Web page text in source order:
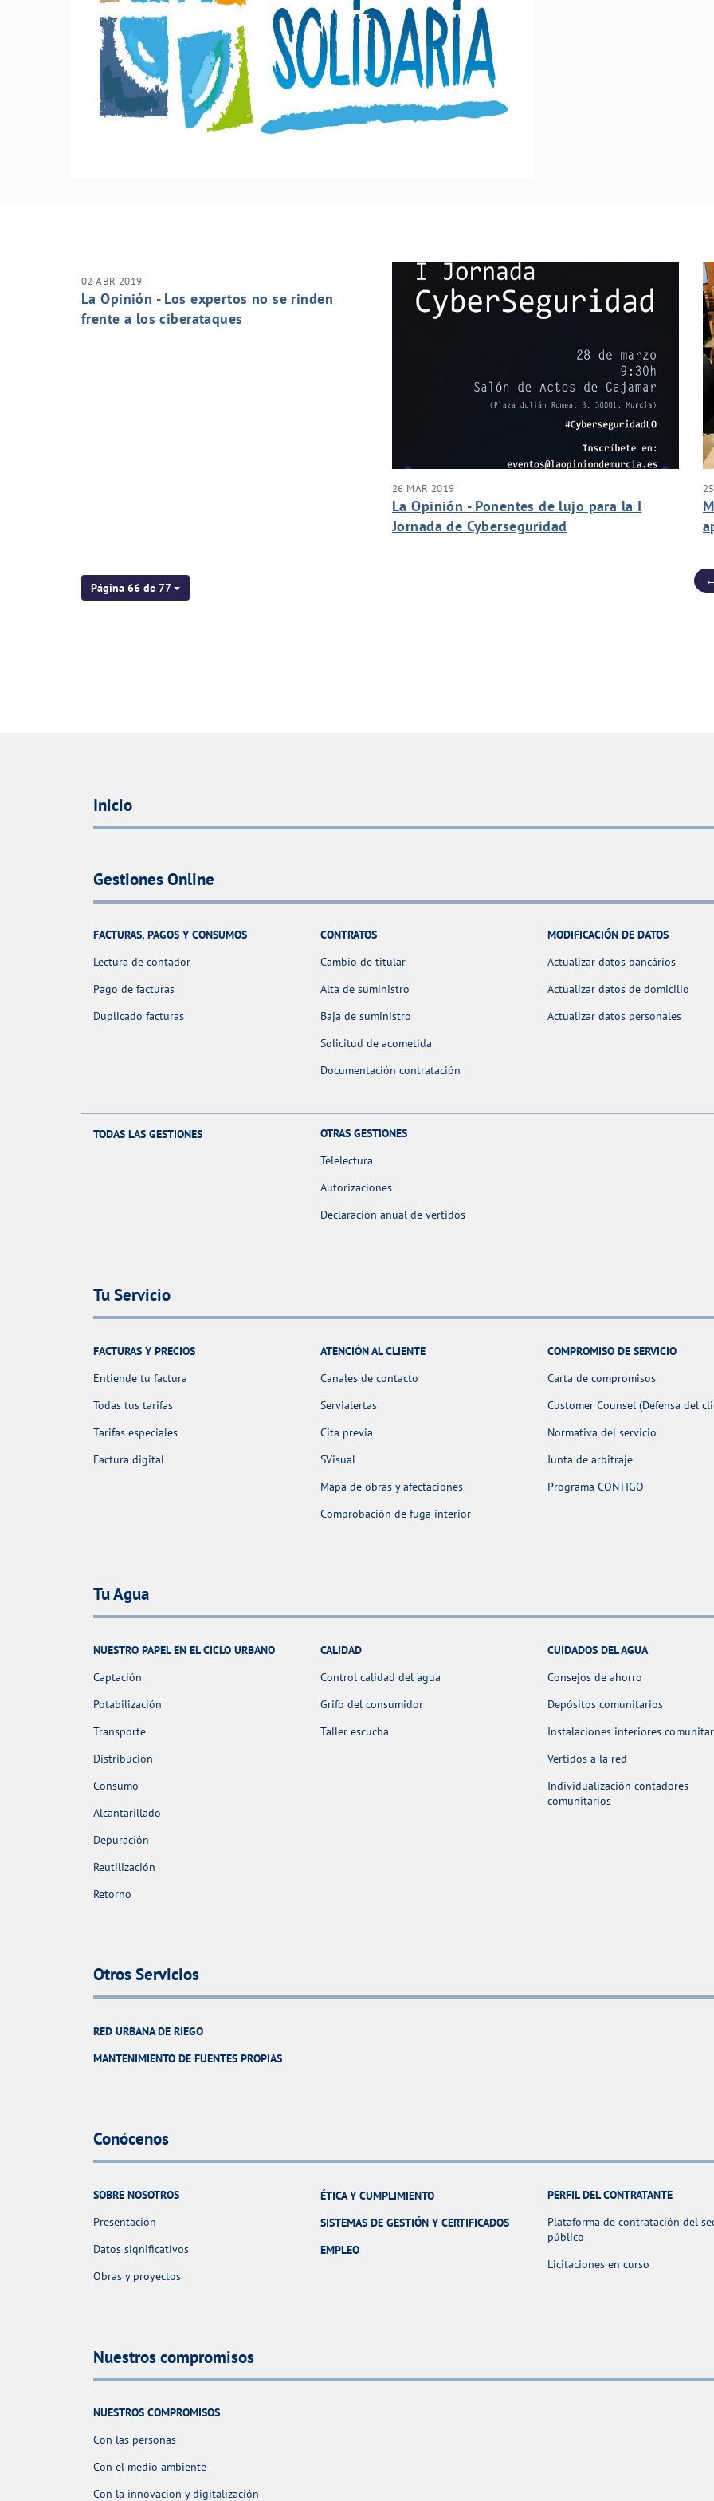
02 ABR 2019
La Opinión - Los expertos no se rinden
frente a los ciberataques
26 MAR 2019
La Opinión - Ponentes de lujo para la I
Jornada de Cyberseguridad
Página 66 de 77
Inicio
Gestiones Online
FACTURAS, PAGOS Y CONSUMOS
Lectura de contador
Pago de facturas
Duplicado facturas
CONTRATOS
Cambio de titular
Alta de suministro
Baja de suministro
Solicitud de acometida
Documentación contratación
MODIFICACIÓN DE DATOS
Actualizar datos bancários
Actualizar datos de domicilio
Actualizar datos personales
TODAS LAS GESTIONES
OTRAS GESTIONES
Telelectura
Autorizaciones
Declaración anual de vertidos
Tu Servicio
FACTURAS Y PRECIOS
Entiende tu factura
Todas tus tarifas
Tarifas especiales
Factura digital
ATENCIÓN AL CLIENTE
Canales de contacto
Servialertas
Cita previa
SVisual
Mapa de obras y afectaciones
Comprobación de fuga interior
COMPROMISO DE SERVICIO
Carta de compromisos
Customer Counsel (Defensa del
Normativa del servicio
Junta de arbitraje
Programa CONTIGO
Tu Agua
NUESTRO PAPEL EN EL CICLO URBANO
Captación
Potabilización
Transporte
Distribución
Consumo
Alcantarillado
Depuración
Reutilización
Retorno
CALIDAD
Control calidad del agua
Grifo del consumidor
Taller escucha
CUIDADOS DEL AGUA
Consejos de ahorro
Depósitos comunitarios
Instalaciones interiores
Vertidos a la red
Individualización contadores
comunitarios
Otros Servicios
RED URBANA DE RIEGO
MANTENIMIENTO DE FUENTES PROPIAS
Conócenos
SOBRE NOSOTROS
Presentación
Datos significativos
Obras y proyectos
ÉTICA Y CUMPLIMIENTO
SISTEMAS DE GESTIÓN Y CERTIFICADOS
EMPLEO
PERFIL DEL CONTRATANTE
Plataforma de contratación del
público
Licitaciones en curso
Nuestros compromisos
NUESTROS COMPROMISOS
Con las personas
Con el medio ambiente
Con la innovacion y digitalización